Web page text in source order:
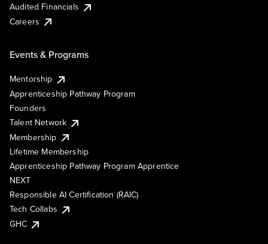
Audited Financials
Careers
Events & Programs
Mentorship
Apprenticeship Pathway Program
Founders
Talent Network
Membership
Lifetime Membership
Apprenticeship Pathway Program Apprentice
NEXT
Responsible AI Certification (RAIC)
Tech Collabs
GHC